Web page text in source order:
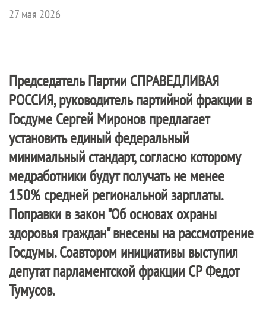
27 мая 2026
Председатель Партии СПРАВЕДЛИВАЯ
РОССИЯ, руководитель партийной фракции в
Госдуме Сергей Миронов предлагает
установить единый федеральный
минимальный стандарт, согласно которому
медработники будут получать не менее
150% средней региональной зарплаты.
Поправки в закон "Об основах охраны
здоровья граждан" внесены на рассмотрение
Госдумы. Соавтором инициативы выступил
депутат парламентской фракции СР Федот
Тумусов.